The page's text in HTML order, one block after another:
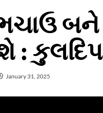
:
January 31, 2025